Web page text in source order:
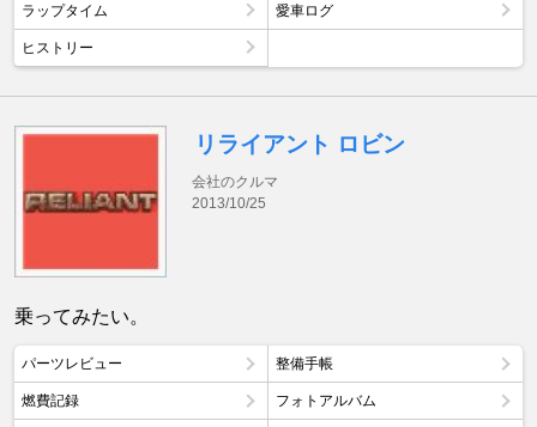
ラップタイム 愛車ログ
ヒストリー
リライアント ロビン
会社のクルマ
2013/10/25
乗ってみたい。
パーツレビュー 整備手帳
燃費記録 フォトアルバム